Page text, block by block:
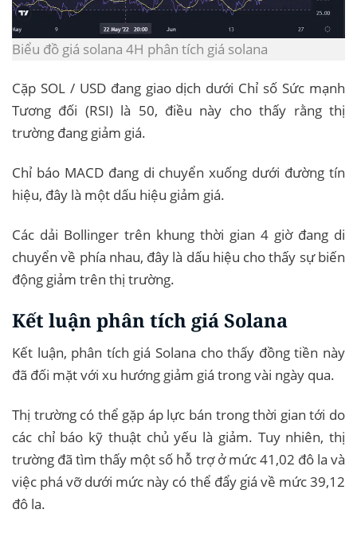
Biểu đồ giá solana 4H phân tích giá solana
Cặp SOL / USD đang giao dịch dưới Chỉ số Sức mạnh
Tương đối (RSI) là 50, điều này cho thấy rằng thị
trường đang giảm giá.
Chỉ báo MACD đang di chuyển xuống dưới đường tín
hiệu, đây là một dấu hiệu giảm giá.
Các dải Bollinger trên khung thời gian 4 giờ đang di
chuyển về phía nhau, đây là dấu hiệu cho thấy sự biến
động giảm trên thị trường.
Kết luận phân tích giá Solana
Kết luận, phân tích giá Solana cho thấy đồng tiền này
đã đối mặt với xu hướng giảm giá trong vài ngày qua.
Thị trường có thể gặp áp lực bán trong thời gian tới do
các chỉ báo kỹ thuật chủ yếu là giảm. Tuy nhiên, thị
trường đã tìm thấy một số hỗ trợ ở mức 41,02 đô la và
việc phá vỡ dưới mức này có thể đẩy giá về mức 39,12
đô la.